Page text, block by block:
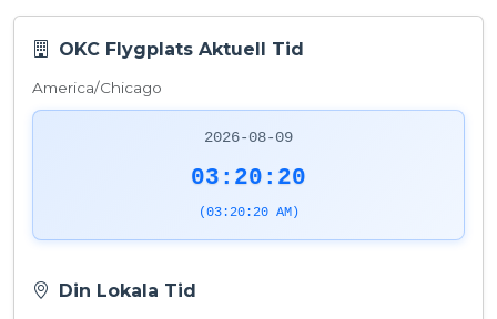
OKC Flygplats Aktuell Tid
America/Chicago
2026-08-09
03:20:20
(03:20:20 AM)
Din Lokala Tid